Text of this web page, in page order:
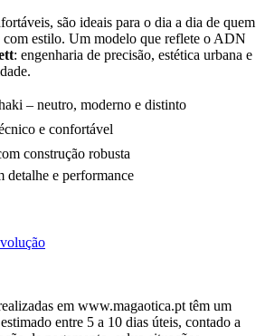
são ideais para o dia a dia de quem
estilo. Um modelo que reflete o ADN
: engenharia de precisão, estética urbana e
– neutro, moderno e distinto
e confortável
construção robusta
e performance
em www.magaotica.pt têm um
entre 5 a 10 dias úteis, contado a